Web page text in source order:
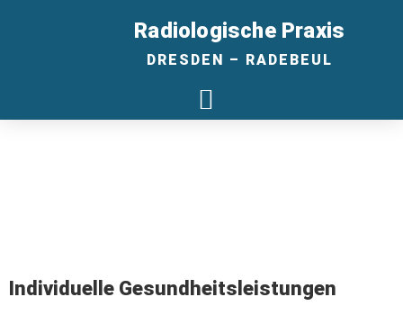
Radiologische Praxis
DRESDEN – RADEBEUL
Individuelle Gesundheitsleistungen